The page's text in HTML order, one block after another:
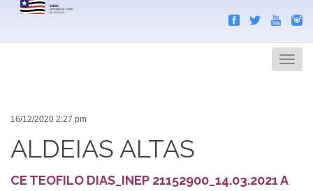
Menu
16/12/2020 2:27 pm
ALDEIAS ALTAS
CE TEOFILO DIAS_INEP 21152900_14.03.2021 A